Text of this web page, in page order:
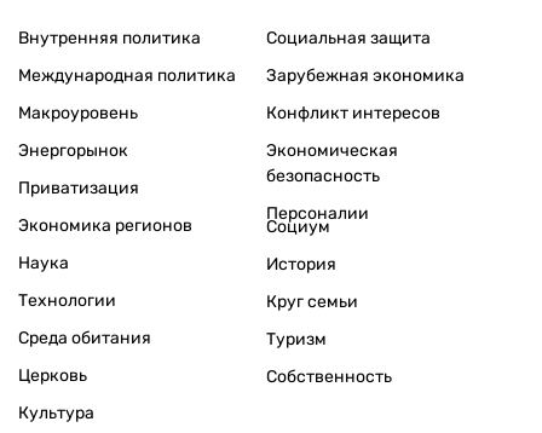
Внутренняя политика
Международная политика
Макроуровень
Энергорынок
Приватизация
Экономика регионов
Социальная защита
Зарубежная экономика
Конфликт интересов
Экономическая
безопасность
Персоналии
Наука
Технологии
Среда обитания
Церковь
Культура
Социум
История
Круг семьи
Туризм
Собственность